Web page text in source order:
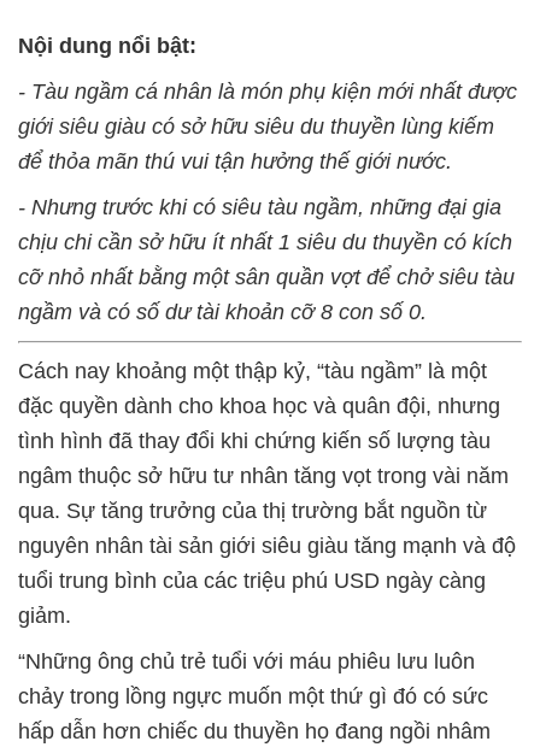
Nội dung nổi bật:
- Tàu ngầm cá nhân là món phụ kiện mới nhất được
giới siêu giàu có sở hữu siêu du thuyền lùng kiếm
để thỏa mãn thú vui tận hưởng thế giới nước.
- Nhưng trước khi có siêu tàu ngầm, những đại gia
chịu chi cần sở hữu ít nhất 1 siêu du thuyền có kích
cỡ nhỏ nhất bằng một sân quần vợt để chở siêu tàu
ngầm và có số dư tài khoản cỡ 8 con số 0.
Cách nay khoảng một thập kỷ, “tàu ngầm” là một
đặc quyền dành cho khoa học và quân đội, nhưng
tình hình đã thay đổi khi chứng kiến số lượng tàu
ngâm thuộc sở hữu tư nhân tăng vọt trong vài năm
qua. Sự tăng trưởng của thị trường bắt nguồn từ
nguyên nhân tài sản giới siêu giàu tăng mạnh và độ
tuổi trung bình của các triệu phú USD ngày càng
giảm.
“Những ông chủ trẻ tuổi với máu phiêu lưu luôn
chảy trong lồng ngực muốn một thứ gì đó có sức
hấp dẫn hơn chiếc du thuyền họ đang ngồi nhâm